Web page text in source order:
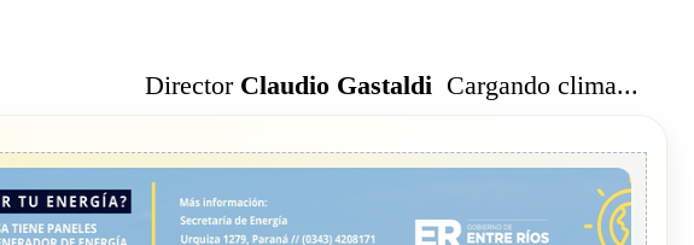
Director Claudio Gastaldi Cargando clima...